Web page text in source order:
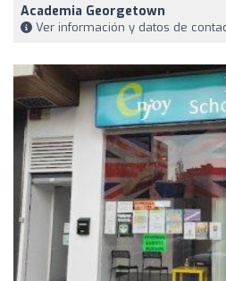
Academia Georgetown
Ver información y datos de